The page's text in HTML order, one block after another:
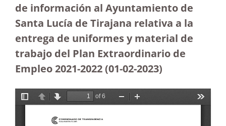
de información al Ayuntamiento de
Santa Lucía de Tirajana relativa a la
entrega de uniformes y material de
trabajo del Plan Extraordinario de
Empleo 2021-2022 (01-02-2023)